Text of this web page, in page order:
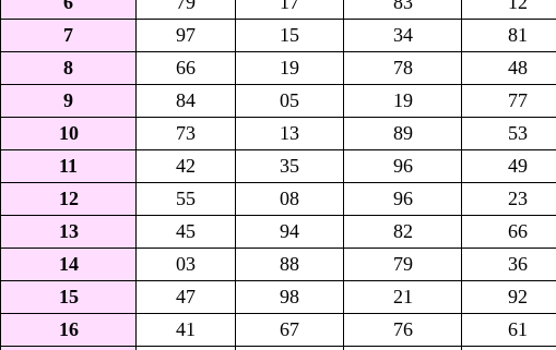
7
97 15 34 81
8
66 19 78 48
9
84 05 19 77
10
73 13 89 53
11
42 35 96 49
12
55 08 96 23
13
45 94 82 66
14
03 88 79 36
15
47 98 21 92
16
41 67 76 61